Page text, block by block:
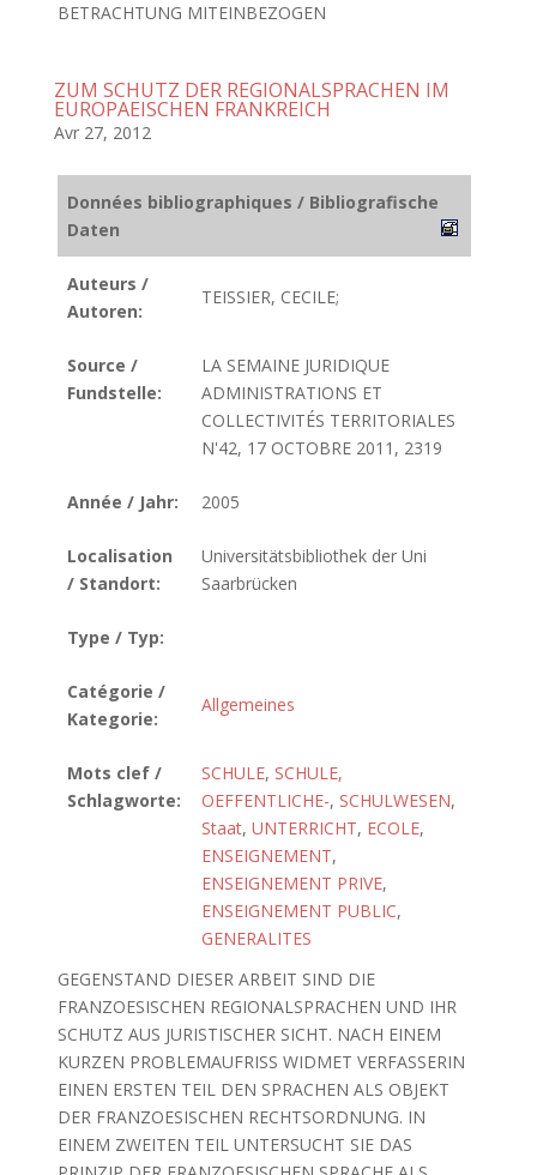
BETRACHTUNG MITEINBEZOGEN
ZUM SCHUTZ DER REGIONALSPRACHEN IM
EUROPAEISCHEN FRANKREICH
Avr 27, 2012
Données bibliographiques / Bibliografische
Daten
Auteurs /
Autoren:
TEISSIER, CECILE;
Source /
Fundstelle:
LA SEMAINE JURIDIQUE
ADMINISTRATIONS ET
COLLECTIVITÉS TERRITORIALES
N'42, 17 OCTOBRE 2011, 2319
Année / Jahr: 2005
Localisation
/ Standort:
Universitätsbibliothek der Uni
Saarbrücken
Type / Typ:
Catégorie /
Kategorie:
Allgemeines
Mots clef /
Schlagworte:
SCHULE, SCHULE,
OEFFENTLICHE-, SCHULWESEN,
Staat, UNTERRICHT, ECOLE,
ENSEIGNEMENT,
ENSEIGNEMENT PRIVE,
ENSEIGNEMENT PUBLIC,
GENERALITES
GEGENSTAND DIESER ARBEIT SIND DIE
FRANZOESISCHEN REGIONALSPRACHEN UND IHR
SCHUTZ AUS JURISTISCHER SICHT. NACH EINEM
KURZEN PROBLEMAUFRISS WIDMET VERFASSERIN
EINEN ERSTEN TEIL DEN SPRACHEN ALS OBJEKT
DER FRANZOESISCHEN RECHTSORDNUNG. IN
EINEM ZWEITEN TEIL UNTERSUCHT SIE DAS